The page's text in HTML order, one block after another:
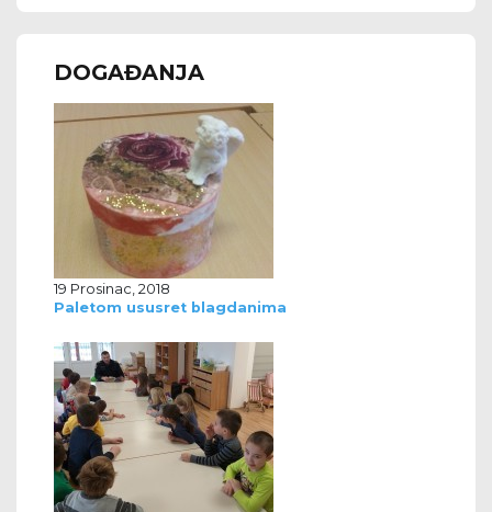
DOGAĐANJA
19 Prosinac, 2018
Paletom ususret blagdanima